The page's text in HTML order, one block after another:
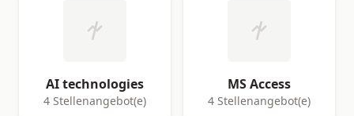
AI technologies
4 Stellenangebot(e)
MS Access
4 Stellenangebot(e)